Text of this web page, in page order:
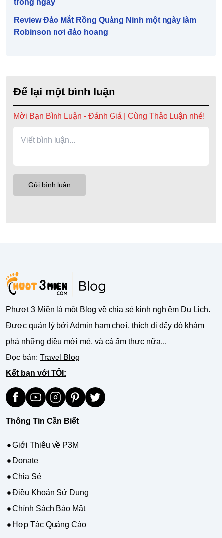
trong ngày
Review Đảo Mắt Rồng Quảng Ninh một ngày làm
Robinson nơi đảo hoang
Để lại một bình luận
Mời Bạn Bình Luận - Đánh Giá | Cùng Thảo Luận nhé!
Phượt 3 Miền là một Blog về chia sẻ kinh nghiệm Du Lịch.
Được quản lý bởi Admin ham chơi, thích đi đây đó khám
phá những điều mới mẻ, và cả ẩm thực nữa...
Đọc bản: Travel Blog
Kết bạn với TÔI:
Thông Tin Cần Biết
Giới Thiệu về P3M
Donate
Chia Sẻ
Điều Khoản Sử Dụng
Chính Sách Bảo Mật
Hợp Tác Quảng Cáo